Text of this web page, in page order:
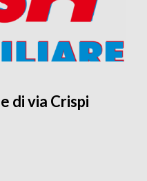
di via Crispi